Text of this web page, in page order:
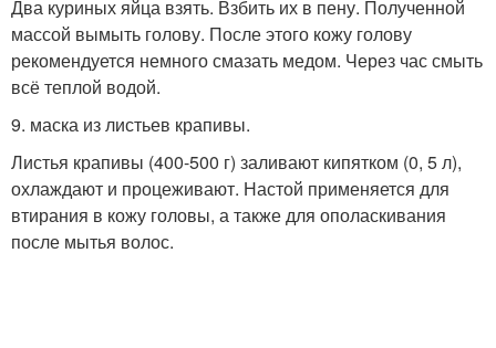
Два куриных яйца взять. Взбить их в пену. Полученной
массой вымыть голову. После этого кожу голову
рекомендуется немного смазать медом. Через час смыть
всё теплой водой.
9. маска из листьев крапивы.
Листья крапивы (400-500 г) заливают кипятком (0, 5 л),
охлаждают и процеживают. Настой применяется для
втирания в кожу головы, а также для ополаскивания
после мытья волос.